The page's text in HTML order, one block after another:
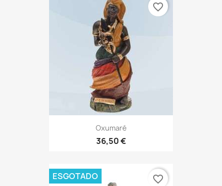
Oxumaré
36,50 €
favorite_border
ESGOTADO favorite_border